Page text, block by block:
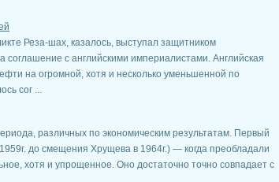
Реза-шах, казалось, выступал защитником
с английскими империалистами. Английская
на огромной, хотя и несколько уменьшенной по
сог ...
различ­ных по экономическим результатам. Первый
до смещения Хрущева в 1964г.) — когда преобладали
хотя и упрощенное. Оно достаточно точно совпадает с